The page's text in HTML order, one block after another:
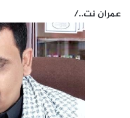
عمران نت../